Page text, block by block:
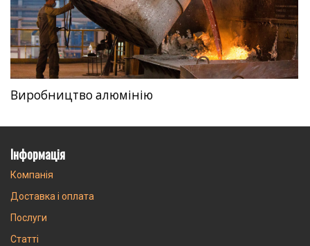
Виробництво алюмінію
Інформація
Компанія
Доставка і оплата
Послуги
Статті